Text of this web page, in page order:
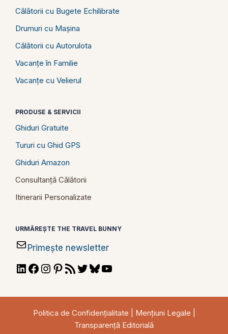
Călătorii cu Bugete Echilibrate
Drumuri cu Mașina
Călătorii cu Autorulota
Vacanțe în Familie
Vacanțe cu Velierul
PRODUSE & SERVICII
Ghiduri Gratuite
Tururi cu Ghid GPS
Ghiduri Amazon
Consultanță Călătorii
Itinerarii Personalizate
URMĂREȘTE THE TRAVEL BUNNY
Primește newsletter
LinkedIn
Facebook
Instagram
Pinterest
RSSTwitterBluesky
Politica de Confidențialitate Mențiuni Legale
Transparență Editorială